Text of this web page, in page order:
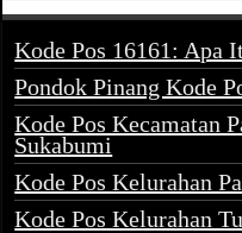
Kode Pos 16161: Apa
Pondok Pinang Kode
Kode Pos Kecamatan
Sukabumi
Kode Pos Kelurahan
Kode Pos Kelurahan